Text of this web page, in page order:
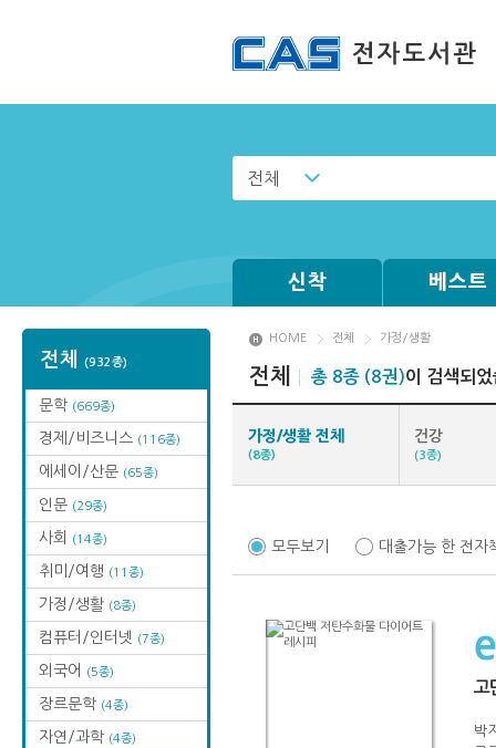
전체
신착 베스트
전체 (932종)
문학 (669종)
경제/비즈니스 (116종)
에세이/산문 (65종)
인문 (29종)
사회 (14종)
취미/여행 (11종)
가정/생활 (8종)
컴퓨터/인터넷 (7종)
외국어 (5종)
장르문학 (4종)
자연/과학 (4종)
HOME 전체 가정/생활
전체 총 8종 (8권)이 검색되
가정/생활 전체
(8종)
건강
(3종)
모두보기 대출가능 한 전자
고
박